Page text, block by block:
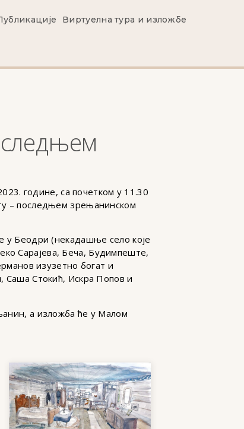
Виртуелна тура и изложбе
године, са почетком у 11.30
– последњем зрењанинском
у Беодри (некадашње село које
Сарајева, Беча, Будимпеште,
изузетно богат и
Саша Стокић, Искра Попов и
а изложба ће у Малом